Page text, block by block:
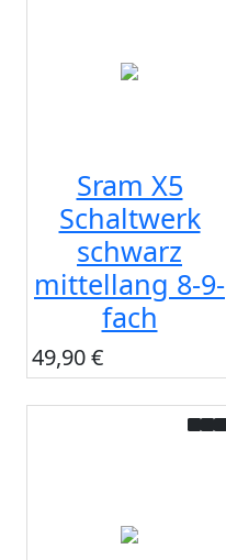
Sram X5
Schaltwerk
schwarz
mittellang 8-9-
fach
49,90 €